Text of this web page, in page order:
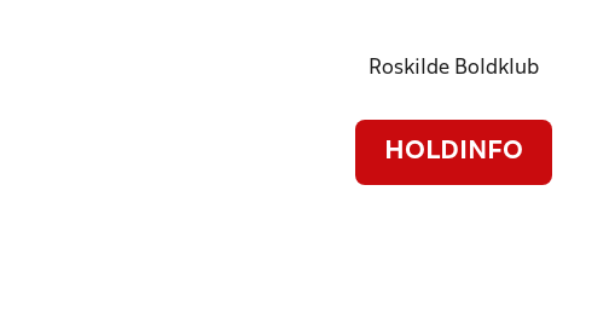
Roskilde Boldklub
HOLDINFO